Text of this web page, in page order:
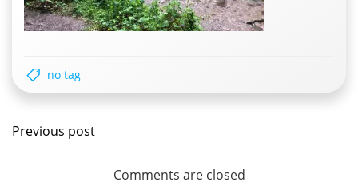
no tag
Post
navigation
Previous post
Comments are closed